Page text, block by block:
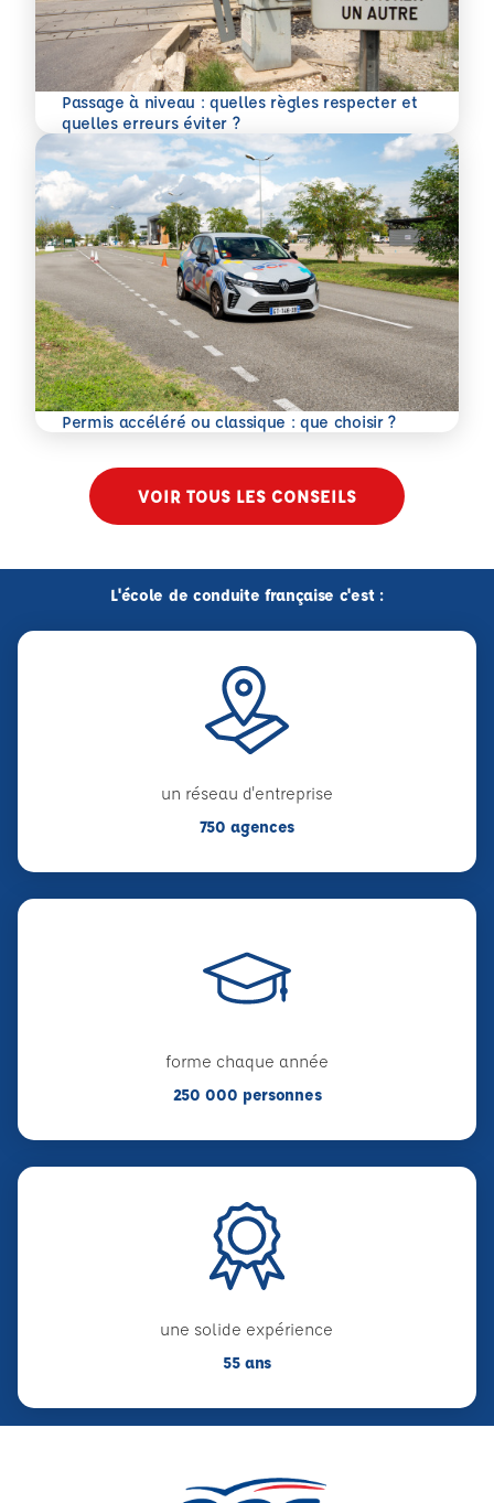
Passage à niveau : quelles règles respecter et
quelles erreurs éviter ?
En savoir plus
Permis accéléré ou classique : que choisir ?
En savoir plus
VOIR TOUS LES CONSEILS
L'école de conduite française c'est :
un réseau d'entreprise
750 agences
forme chaque année
250 000 personnes
une solide expérience
55 ans